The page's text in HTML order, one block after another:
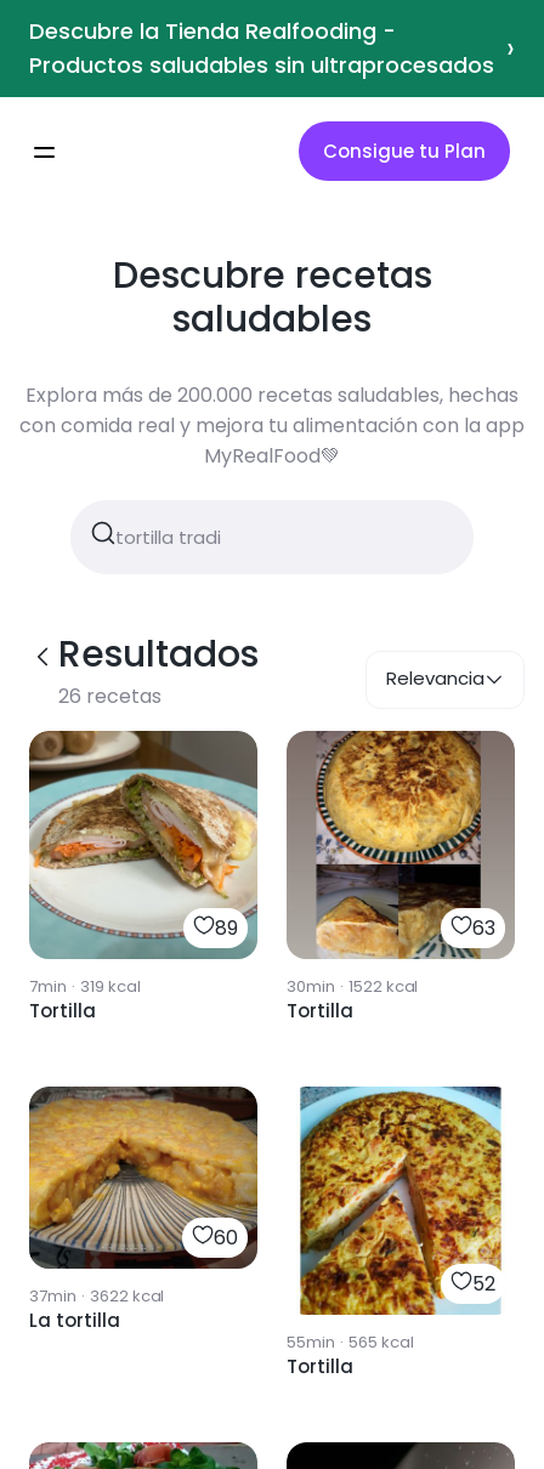
Descubre la Tienda Realfooding -
Productos saludables sin ultraprocesados ›
Consigue tu Plan
Descubre recetas
saludables
Explora más de 200.000 recetas saludables, hechas
con comida real y mejora tu alimentación con la app
MyRealFood💚
Resultados
26 recetas
Relevancia
89
7min · 319 kcal
Tortilla
63
30min · 1522kcal
Tortilla
60
37min · 3622kcal
La tortilla
52
55min · 565 kcal
Tortilla